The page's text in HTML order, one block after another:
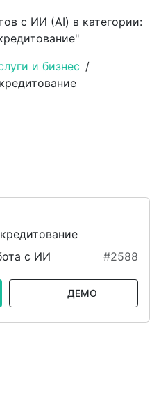
с ИИ (AI) в категории:
и бизнес /
с ИИ
#2588
ДЕМО